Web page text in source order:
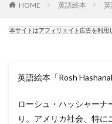
HOME 英語絵本
本サイトはアフィリエイト広告を利用
英語絵本「Rosh
ローシュ・ハッシャー
り。アメリカ社会、特